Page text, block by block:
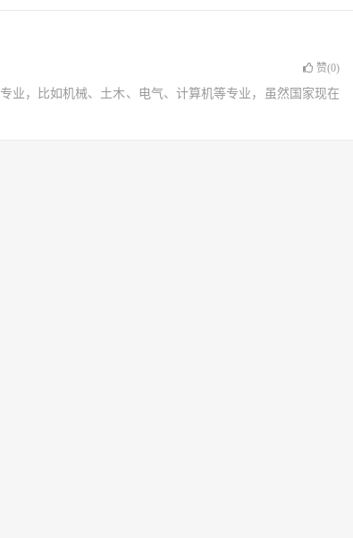
赞(0)
，比如机械、土木、电气、计算机等专业，虽然国家现在